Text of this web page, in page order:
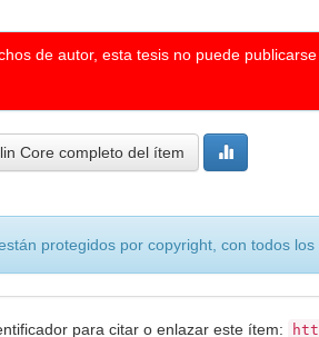
de autor, esta tesis no puede
Core completo del ítem
protegidos por copyright, con todos
para citar o enlazar este ítem: